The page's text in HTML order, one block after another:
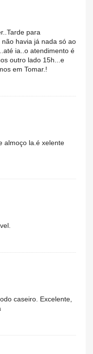
para
havia já nada só ao
ia..o atendimento é
outro lado 15h...e
em Tomar.!
almoço la.é xelente
caseiro. Excelente,